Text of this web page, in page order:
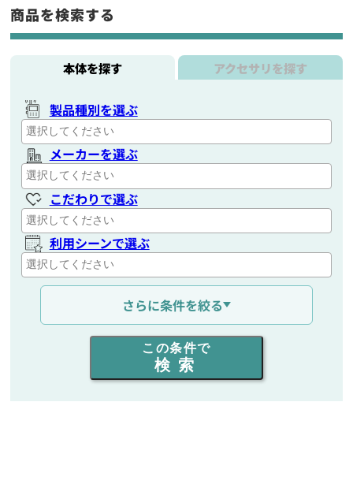
商品を検索する
本体を探す アクセサリを探す
製品種別を選ぶ
メーカーを選ぶ
こだわりで選ぶ
利用シーンで選ぶ
通信距離を選ぶ
出力を選ぶ
同時通話人数を選ぶ
さらに条件を絞る
この条件で
検索